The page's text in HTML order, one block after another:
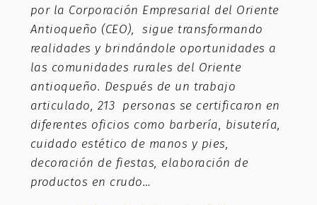
por la Corporación Empresarial del Oriente
Antioqueño (CEO), sigue transformando
realidades y brindándole oportunidades a
las comunidades rurales del Oriente
antioqueño. Después de un trabajo
articulado, 213 personas se certificaron en
diferentes oficios como barbería, bisutería,
cuidado estético de manos y pies,
decoración de fiestas, elaboración de
productos en crudo…